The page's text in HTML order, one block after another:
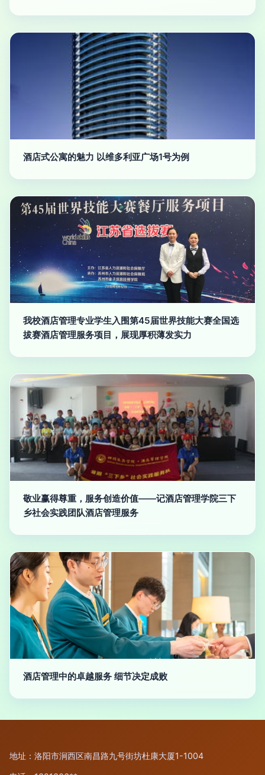
酒店式公寓的魅力 以维多利亚广场1号为例
我校酒店管理专业学生入围第45届世界技能大赛全国选
拔赛酒店管理服务项目，展现厚积薄发实力
敬业赢得尊重，服务创造价值——记酒店管理学院三下
乡社会实践团队酒店管理服务
酒店管理中的卓越服务 细节决定成败
地址：洛阳市涧西区南昌路九号街坊杜康大厦1-1004